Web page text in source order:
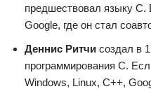
предшествовал языку
Google, где он стал
Деннис Ритчи создал в
программирования С.
Windows, Linux, C++,